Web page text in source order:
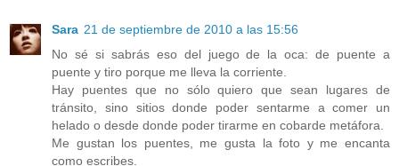
Sara 21 de septiembre de 2010 a las 15:56
No sé si sabrás eso del juego de la oca: de puente a
puente y tiro porque me lleva la corriente.
Hay puentes que no sólo quiero que sean lugares de
tránsito, sino sitios donde poder sentarme a comer un
helado o desde donde poder tirarme en cobarde metáfora.
Me gustan los puentes, me gusta la foto y me encanta
como escribes.